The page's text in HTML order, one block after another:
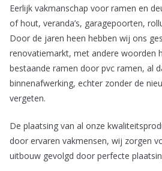
Eerlijk vakmanschap voor ramen en
of hout, veranda’s, garagepoorten,
Door de jaren heen hebben wij ons
renovatiemarkt, met andere woorden
bestaande ramen door pvc ramen, al
binnenafwerking, echter zonder de
vergeten.
De plaatsing van al onze
door ervaren vakmensen, wij zorgen
uitbouw gevolgd door perfecte